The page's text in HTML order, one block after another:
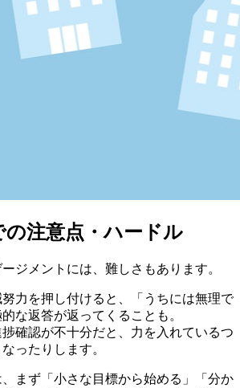
注意点・ハードル
ジメントには、難しさもあります。
力を押し付けると、「うちには無理で
な返答が返ってくることも。
確認が不十分だと、力を入れているつ
ったりします。
まず「小さな目標から始める」「分か